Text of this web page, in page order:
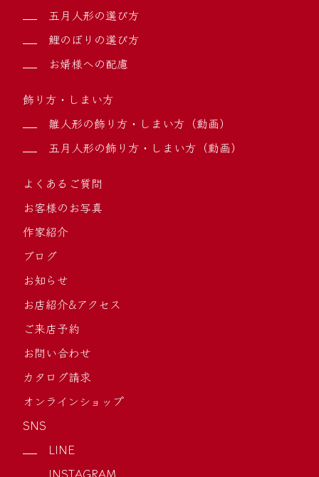
五月人形の選び方
鯉のぼりの選び方
お婿様への配慮
飾り方・しまい方
雛人形の飾り方・しまい方（動画）
五月人形の飾り方・しまい方（動画）
よくあるご質問
お客様のお写真
作家紹介
ブログ
お知らせ
お店紹介&アクセス
ご来店予約
お問い合わせ
カタログ請求
オンラインショップ
SNS
LINE
INSTAGRAM